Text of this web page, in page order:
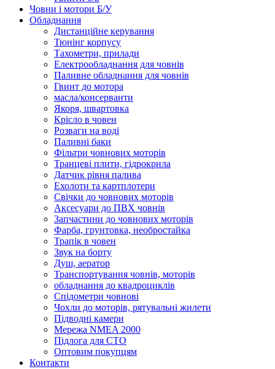
Човни і мотори Б/У
Обладнання
Дистанційне керування
Тюнінг корпусу
Тахометри, прилади
Електрообладнання для човнів
Паливне обладнання для човнів
Гвинт до мотора
масла/консерванти
Якоря, швартовка
Крісло в човен
Розваги на воді
Паливні баки
Фільтри човнових моторів
Транцеві плити, гідрокрила
Датчик рівня палива
Ехолоти та картплотери
Cвічки до човнових моторів
Аксесуари до ПВХ човнів
Запчастини до човнових моторів
Фарба, грунтовка, необростайка
Трапік в човен
Звук на борту
Душ, аератор
Транспортування човнів, моторів
обладнання до квадроциклів
Спідометри човнові
Чохли до моторів, рятувальні жилети
Підводні камери
Мережа NMEA 2000
Підлога для СТО
Оптовим покупцям
Контакти